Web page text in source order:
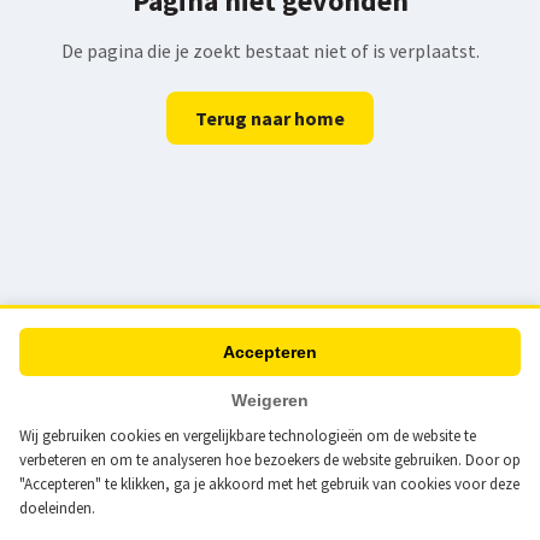
Wij gebruiken cookies en vergelijkbare technologieën om de website te
verbeteren en om te analyseren hoe bezoekers de website gebruiken. Door op
"Accepteren" te klikken, ga je akkoord met het gebruik van cookies voor deze
doeleinden.
Accepteren
Weigeren
De pagina die je zoekt bestaat niet of is verplaatst.
Terug naar home